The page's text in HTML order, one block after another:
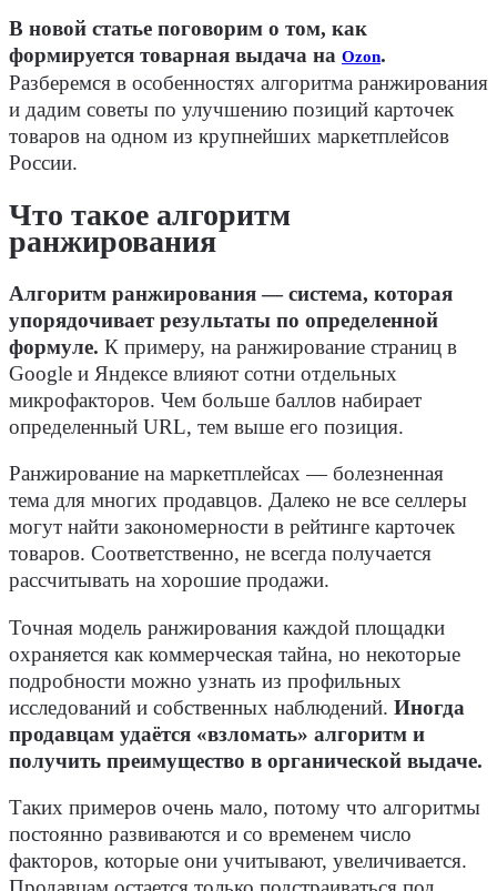
В новой статье поговорим о том, как
формируется товарная выдача на Ozon.
Разберемся в особенностях алгоритма ранжирования
и дадим советы по улучшению позиций карточек
товаров на одном из крупнейших маркетплейсов
России.
Что такое алгоритм
ранжирования
Алгоритм ранжирования — система, которая
упорядочивает результаты по определенной
формуле. К примеру, на ранжирование страниц в
Google и Яндексе влияют сотни отдельных
микрофакторов. Чем больше баллов набирает
определенный URL, тем выше его позиция.
Ранжирование на маркетплейсах — болезненная
тема для многих продавцов. Далеко не все селлеры
могут найти закономерности в рейтинге карточек
товаров. Соответственно, не всегда получается
рассчитывать на хорошие продажи.
Точная модель ранжирования каждой площадки
охраняется как коммерческая тайна, но некоторые
подробности можно узнать из профильных
исследований и собственных наблюдений. Иногда
продавцам удаётся «взломать» алгоритм и
получить преимущество в органической выдаче.
Таких примеров очень мало, потому что алгоритмы
постоянно развиваются и со временем число
факторов, которые они учитывают, увеличивается.